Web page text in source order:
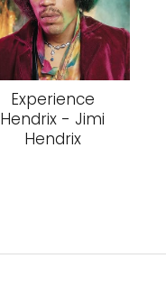
Experience
Hendrix - Jimi
Hendrix